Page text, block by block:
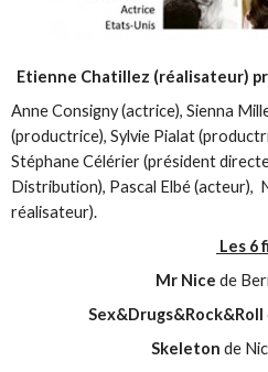
Etienne Chatillez (réalisateur)
Anne Consigny (actrice), Sienna
(productrice), Sylvie Pialat
Stéphane Célérier (président
Distribution), Pascal Elbé (acteur),
réalisateur).
Les 6
Mr Nice de
Sex&Drugs&Rock&Roll
Skeleton de